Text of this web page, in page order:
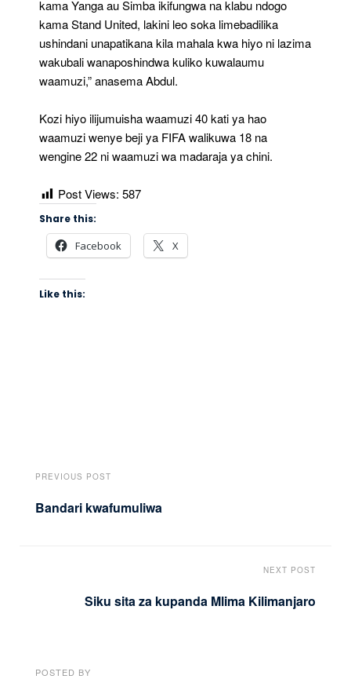
kama Yanga au Simba ikifungwa na klabu ndogo
kama Stand United, lakini leo soka limebadilika
ushindani unapatikana kila mahala kwa hiyo ni lazima
wakubali wanaposhindwa kuliko kuwalaumu
waamuzi,” anasema Abdul.
Kozi hiyo ilijumuisha waamuzi 40 kati ya hao
waamuzi wenye beji ya FIFA walikuwa 18 na
wengine 22 ni waamuzi wa madaraja ya chini.
Post Views: 587
Share this:
Facebook X
Like this:
PREVIOUS POST
Bandari kwafumuliwa
NEXT POST
Siku sita za kupanda Mlima Kilimanjaro
POSTED BY